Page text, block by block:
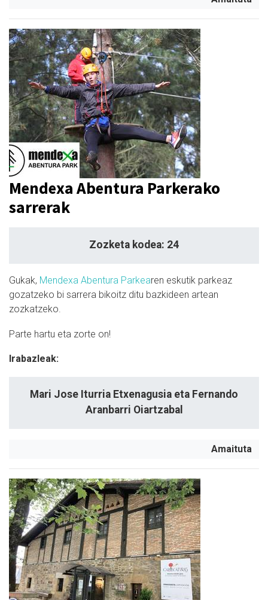
Mendexa Abentura Parkerako
sarrerak
Zozketa kodea: 24
Gukak, Mendexa Abentura Parkearen eskutik parkeaz
gozatzeko bi sarrera bikoitz ditu bazkideen artean
zozkatzeko.
Parte hartu eta zorte on!
Irabazleak:
Mari Jose Iturria Etxenagusia eta Fernando
Aranbarri Oiartzabal
Amaituta